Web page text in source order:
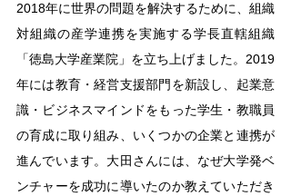
2018年に世界の問題を解決するために、組織
対組織の産学連携を実施する学長直轄組織
「徳島大学産業院」を立ち上げました。2019
年には教育・経営支援部門を新設し、起業意
識・ビジネスマインドをもった学生・教職員
の育成に取り組み、いくつかの企業と連携が
進んでいます。大田さんには、なぜ大学発ベ
ンチャーを成功に導いたのか教えていただき